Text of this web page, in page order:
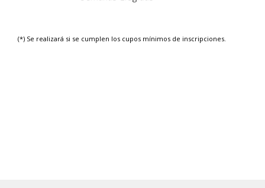
(*) Se realizará si se cumplen los cupos mínimos de inscripciones.